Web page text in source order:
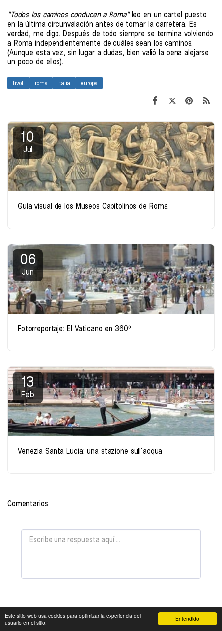
Entendido
Este sitio web usa cookies para optimizar la experiencia del
usuario en el sitio.
"Todos los caminos conducen a Roma" leo en un cartel puesto
en la última circunvalación antes de tomar la carretera. Es
verdad, me digo. Después de todo siempre se termina volviendo
a Roma independientemente de cuáles sean los caminos.
(Aunque esta vez, sin lugar a dudas, bien valió la pena alejarse
un poco de ellos).
tivoli roma italia europa
10
Jul
Guía visual de los Museos Capitolinos de Roma
06
Jun
Fotorreportaje: El Vaticano en 360º
13
Feb
Venezia Santa Lucia: una stazione sull´acqua
Comentarios